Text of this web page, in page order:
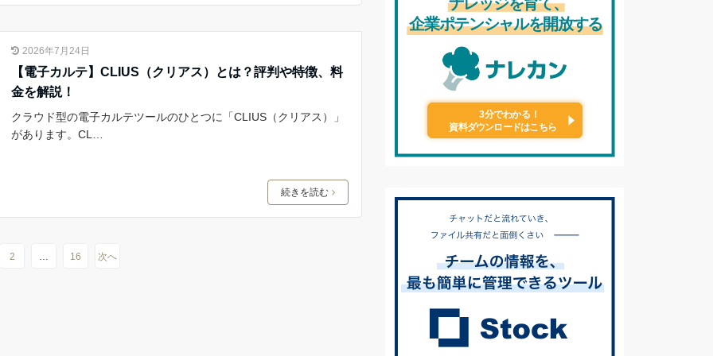
2026年7月24日
【電子カルテ】CLIUS（クリアス）とは？評判や特徴、料
金を解説！
クラウド型の電子カルテツールのひとつに「CLIUS（クリアス）」
があります。CL…
続きを読む
2 16 次へ